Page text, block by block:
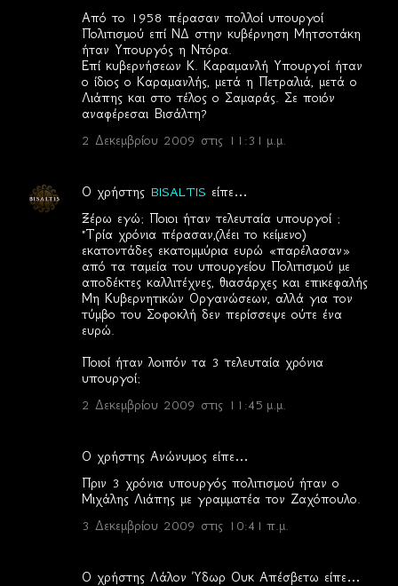
Από το 1958 πέρασαν πολλοί υπουργοί
Πολιτισμού επί ΝΔ στην κυβέρνηση Μητσοτάκη
ήταν Υπουργός η Ντόρα.
Επί κυβερνήσεων Κ. Καραμανλή Υπουργοί ήταν
ο ίδιος ο Καραμανλής, μετά η Πετραλιά, μετά ο
Λιάπης και στο τέλος ο Σαμαράς. Σε ποιόν
αναφέρεσαι Βισάλτη?
2 Δεκεμβρίου 2009 στις 11:31 μ.μ.
Ο χρήστης BISALTIS είπε…
Ξέρω εγώ; Ποιοι ήταν τελευταία υπουργοί ;
"Τρία χρόνια πέρασαν,(λέει το κείμενο)
εκατοντάδες εκατομμύρια ευρώ «παρέλασαν»
από τα ταμεία του υπουργείου Πολιτισμού με
αποδέκτες καλλιτέχνες, θιασάρχες και επικεφαλής
Μη Κυβερνητικών Οργανώσεων, αλλά για τον
τύμβο του Σοφοκλή δεν περίσσεψε ούτε ένα
ευρώ.
Ποιοί ήταν λοιπόν τα 3 τελευταία χρόνια
υπουργοί;
2 Δεκεμβρίου 2009 στις 11:45 μ.μ.
Ο χρήστης Ανώνυμος είπε…
Πριν 3 χρόνια υπουργός πολιτισμού ήταν ο
Μιχάλης Λιάπης με γραμματέα τον Ζαχόπουλο.
3 Δεκεμβρίου 2009 στις 10:41 π.μ.
Ο χρήστης Λάλον Ύδωρ Ουκ Απέσβετω είπε…